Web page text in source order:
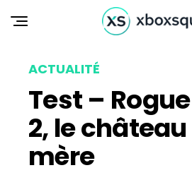
ACTUALITÉ
Test –
2, le
mère
Pinterest
Whatsapp